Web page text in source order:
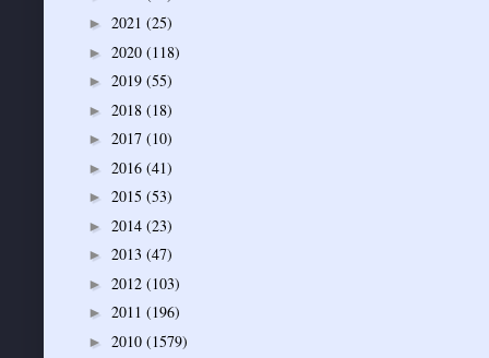
► 2021 (25)
► 2020 (118)
► 2019 (55)
► 2018 (18)
► 2017 (10)
► 2016 (41)
► 2015 (53)
► 2014 (23)
► 2013 (47)
► 2012 (103)
► 2011 (196)
► 2010 (1579)